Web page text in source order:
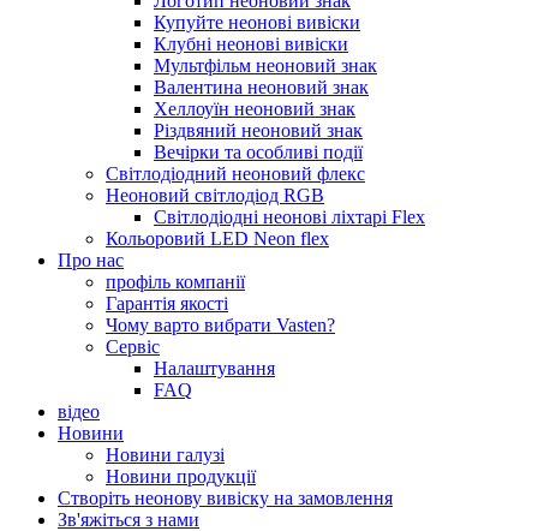
Купуйте неонові вивіски
Клубні неонові вивіски
Мультфільм неоновий знак
Валентина неоновий знак
Хеллоуїн неоновий знак
Різдвяний неоновий знак
Вечірки та особливі події
Світлодіодний неоновий флекс
Неоновий світлодіод RGB
Світлодіодні неонові ліхтарі Flex
Кольоровий LED Neon flex
Про нас
профіль компанії
Гарантія якості
Чому варто вибрати Vasten?
Сервіс
Налаштування
FAQ
відео
Новини
Новини галузі
Новини продукції
Створіть неонову вивіску на замовлення
Зв'яжіться з нами